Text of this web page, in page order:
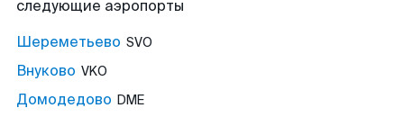
следующие аэропорты
Шереметьево SVO
Внуково VKO
Домодедово DME